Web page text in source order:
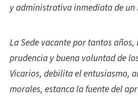
y administrativa inmediata de un
La Sede vacante por tantos
prudencia y buena voluntad de
Vicarios, debilita el entusiasmo,
morales, estanca la fuente del